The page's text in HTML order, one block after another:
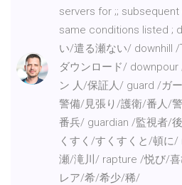
servers for ;;
same conditions listed ;
い/遣る瀬ない/ downhill
ダウンロード/
ン 人/保証人/ guard /ガ
警備/見張り/護衛/番人/
番兵/ guardian /監視者/
くすく/すくすくと/頓
瀬/滝川/ rapture /悦び/
レア/希/希少/稀/